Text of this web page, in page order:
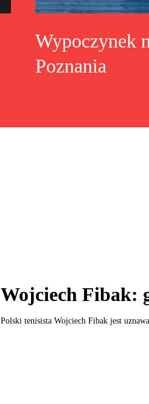
Wypoczynek
Poznania
Wojciech Fibak:
Polski tenisista Wojciech Fibak jest